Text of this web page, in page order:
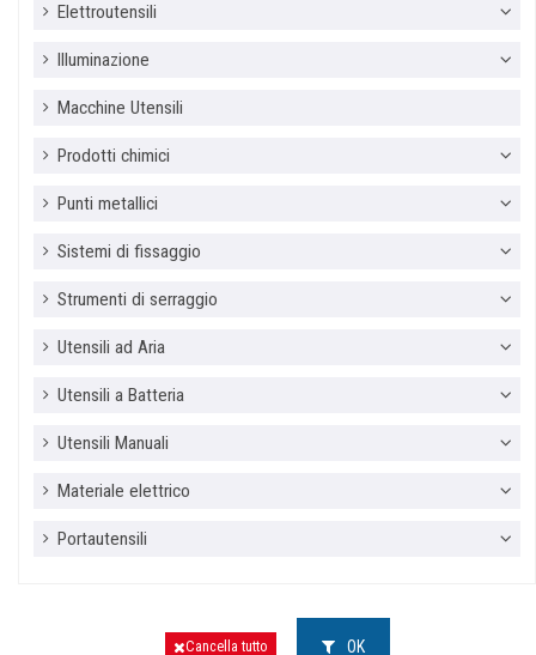
Elettroutensili
Illuminazione
Macchine Utensili
Prodotti chimici
Punti metallici
Sistemi di fissaggio
Strumenti di serraggio
Utensili ad Aria
Utensili a Batteria
Utensili Manuali
Materiale elettrico
Portautensili
Cancella tutto OK